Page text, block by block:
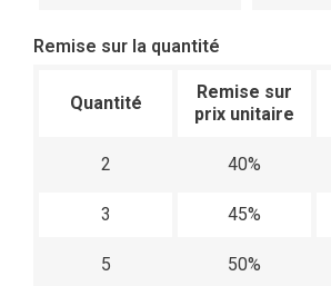
Remise sur la quantité
Quantité
Remise sur
prix unitaire
2 40%
3 45%
5 50%